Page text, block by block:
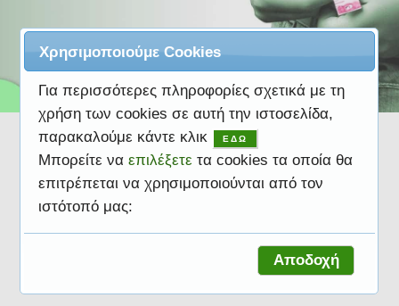
Χρησιμοποιούμε Cookies
Για περισσότερες πληροφορίες σχετικά με τη
χρήση των cookies σε αυτή την ιστοσελίδα,
παρακαλούμε κάντε κλικ
ΕΔΩ
Μπορείτε να επιλέξετε τα cookies τα οποία θα
επιτρέπεται να χρησιμοποιούνται από τον
ιστότοπό μας:
Αποδοχή